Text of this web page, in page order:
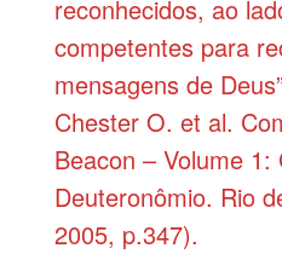
reconhecidos, ao
competentes para
mensagens de
Chester O. et al.
Beacon – Volume 1:
Deuteronômio. Rio
2005, p.347).